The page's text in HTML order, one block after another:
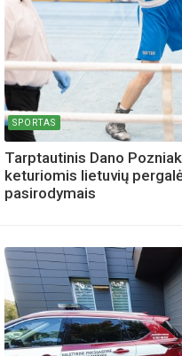
SPORTAS
Tarptautinis Dano
keturiomis lietuvių
pasirodymais